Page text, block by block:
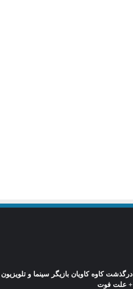
درگذشت کاوه کاویان بازیگر سینما و تلویزیون
+ علت فوت